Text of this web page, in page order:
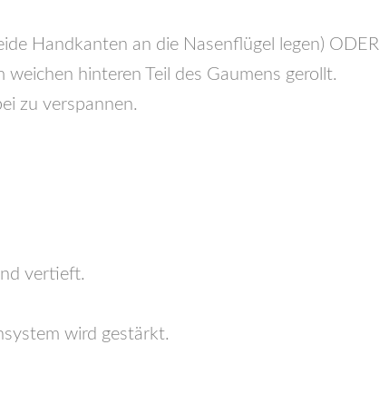
Handkanten an die Nasenflügel legen) ODER
hinteren Teil des Gaumens gerollt.
zu verspannen.
vertieft.
wird gestärkt.